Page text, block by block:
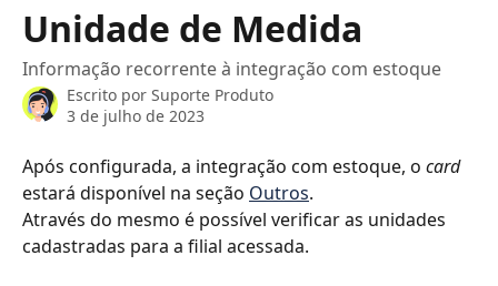
Unidade de Medida
Informação recorrente à integração com estoque
Escrito por Suporte Produto
3 de julho de 2023
Após configurada, a integração com estoque, o card
estará disponível na seção Outros.
Através do mesmo é possível verificar as unidades
cadastradas para a filial acessada.